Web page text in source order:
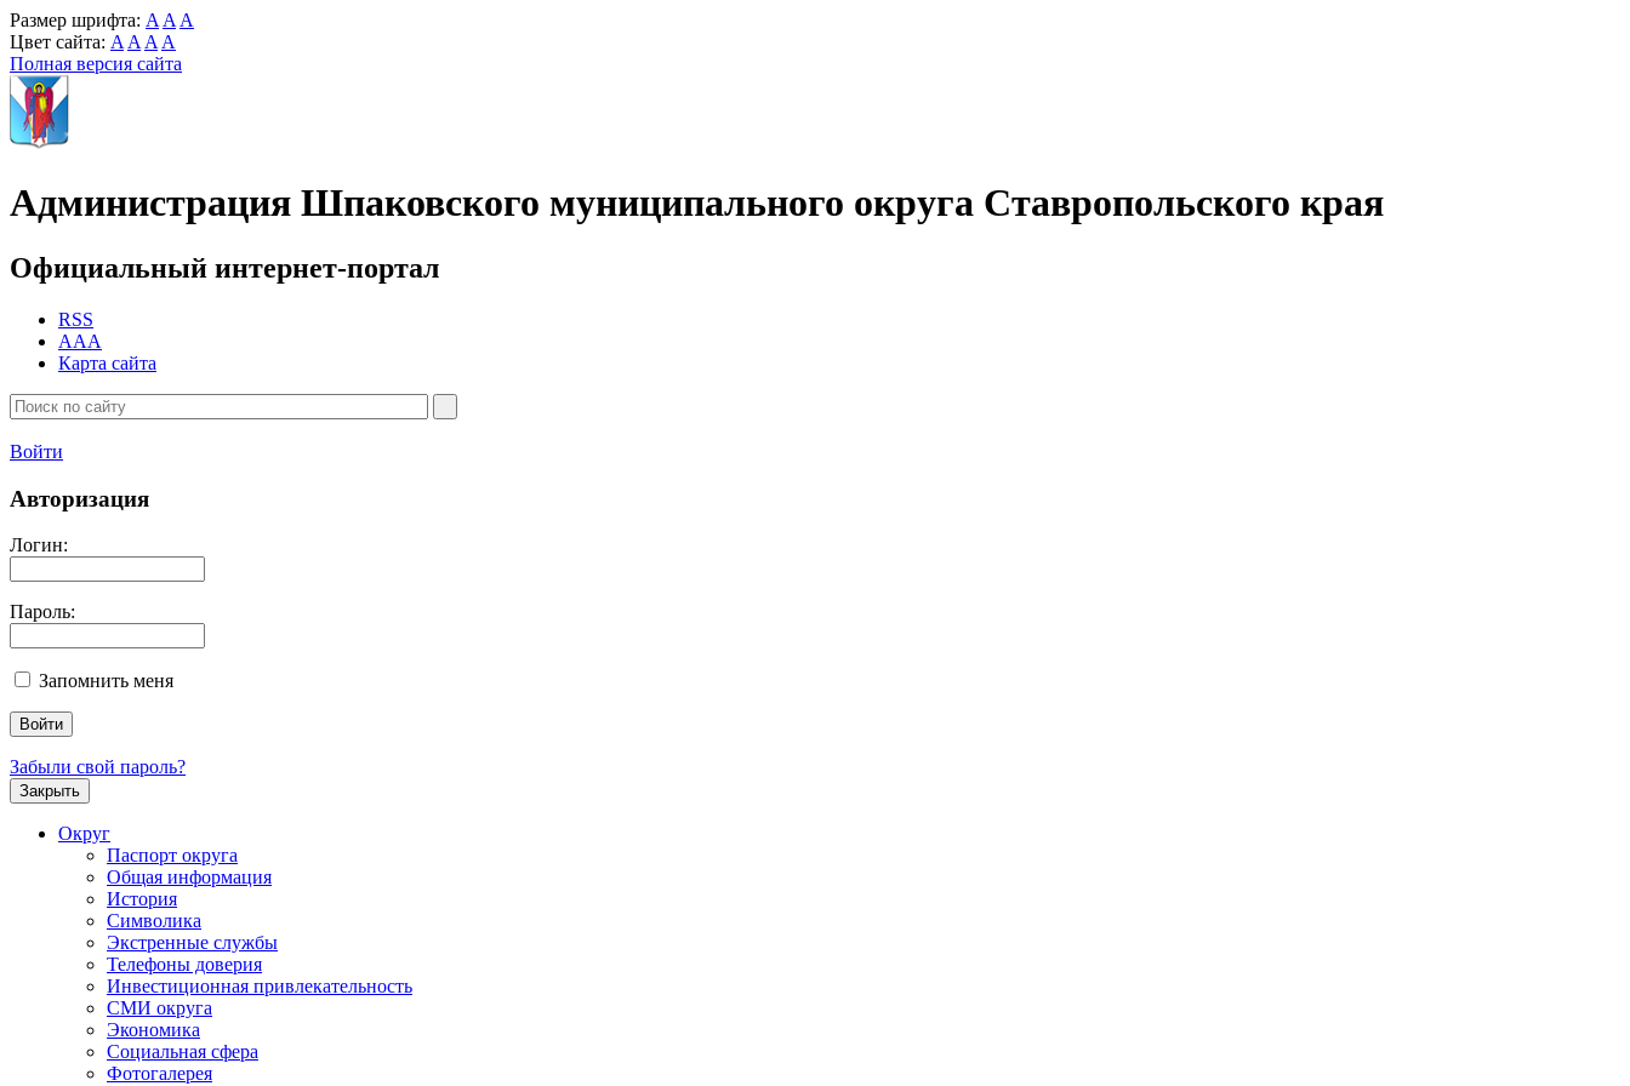
Размер шрифта: A A A
Цвет сайта: A A A A
Полная версия сайта
Администрация Шпаковского муниципального округа Ставропольского края
Официальный интернет-портал
RSS
AAA
Карта сайта
Войти
Авторизация
Логин:
Пароль:
Запомнить меня
Забыли свой пароль?
Закрыть
Округ
Паспорт округа
Общая информация
История
Символика
Экстренные службы
Телефоны доверия
Инвестиционная привлекательность
СМИ округа
Экономика
Социальная сфера
Фотогалерея